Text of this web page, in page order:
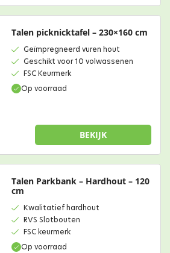
Op voorraad
Talen picknicktafel – 230×160 cm
Geïmpregneerd vuren hout
Geschikt voor 10 volwassenen
FSC Keurmerk
BEKIJK
Op voorraad
Talen Parkbank – Hardhout – 120
cm
Kwalitatief hardhout
RVS Slotbouten
FSC keurmerk